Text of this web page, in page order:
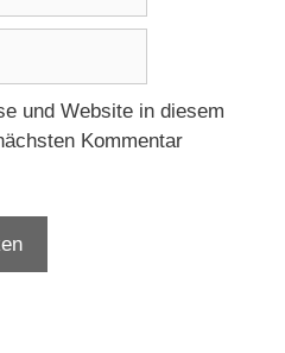
und Website in diesem
Kommentar